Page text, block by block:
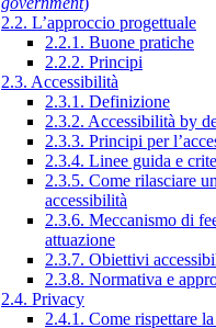
2.2. L’approccio progettuale
2.2.1. Buone pratiche
2.2.2. Principi
2.3. Accessibilità
2.3.1. Definizione
2.3.2. Accessibilità by
2.3.3. Principi per
2.3.4. Linee guida e
2.3.5. Come rilasciare
accessibilità
2.3.6. Meccanismo di
attuazione
2.3.7. Obiettivi
2.3.8. Normativa e
2.4. Privacy
2.4.1. Come rispettare